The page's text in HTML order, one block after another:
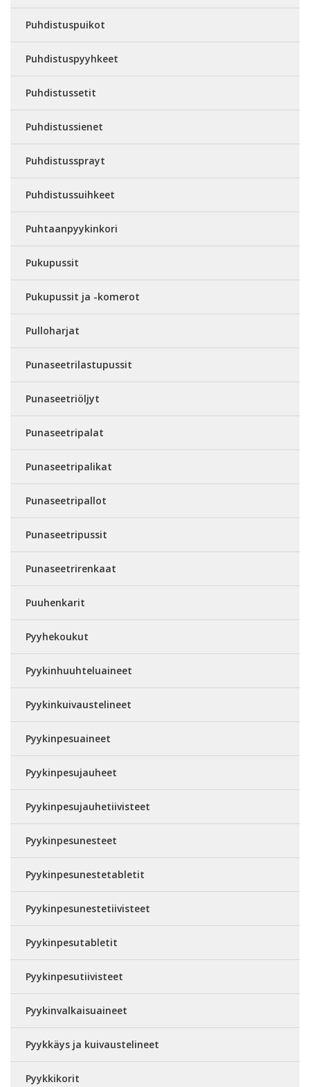
Puhdistuspuikot
Puhdistuspyyhkeet
Puhdistussetit
Puhdistussienet
Puhdistussprayt
Puhdistussuihkeet
Puhtaanpyykinkori
Pukupussit
Pukupussit ja -komerot
Pulloharjat
Punaseetrilastupussit
Punaseetriöljyt
Punaseetripalat
Punaseetripalikat
Punaseetripallot
Punaseetripussit
Punaseetrirenkaat
Puuhenkarit
Pyyhekoukut
Pyykinhuuhteluaineet
Pyykinkuivaustelineet
Pyykinpesuaineet
Pyykinpesujauheet
Pyykinpesujauhetiivisteet
Pyykinpesunesteet
Pyykinpesunestetabletit
Pyykinpesunestetiivisteet
Pyykinpesutabletit
Pyykinpesutiivisteet
Pyykinvalkaisuaineet
Pyykkäys ja kuivaustelineet
Pyykkikorit